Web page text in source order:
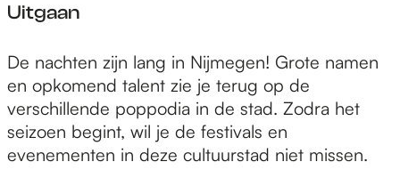
Uitgaan
U
i
t
g
a
De nachten zijn lang in Nijmegen! Grote namen
en opkomend talent zie je terug op de
verschillende poppodia in de stad. Zodra het
seizoen begint, wil je de festivals en
evenementen in deze cultuurstad niet missen.